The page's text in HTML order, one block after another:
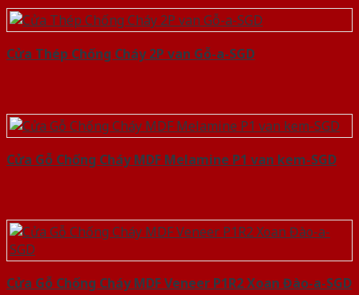
Cửa Thép Chống Cháy 2P van Gỗ-a-SGD
Cửa Gỗ Chống Cháy MDF Melamine P1 van kem-SGD
Cửa Gỗ Chống Cháy MDF Veneer P1R2 Xoan Đào-a-SGD